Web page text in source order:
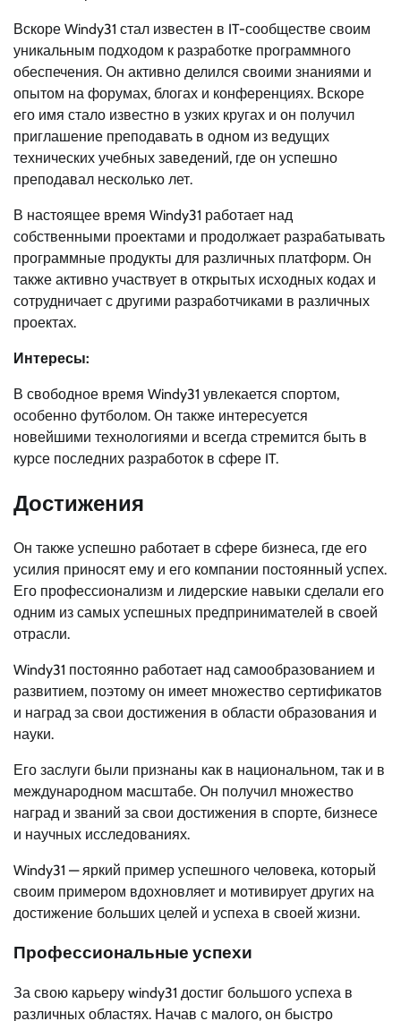
Вскоре Windy31 стал известен в IT-сообществе своим
уникальным подходом к разработке программного
обеспечения. Он активно делился своими знаниями и
опытом на форумах, блогах и конференциях. Вскоре
его имя стало известно в узких кругах и он получил
приглашение преподавать в одном из ведущих
технических учебных заведений, где он успешно
преподавал несколько лет.
В настоящее время Windy31 работает над
собственными проектами и продолжает разрабатывать
программные продукты для различных платформ. Он
также активно участвует в открытых исходных кодах и
сотрудничает с другими разработчиками в различных
проектах.
Интересы:
В свободное время Windy31 увлекается спортом,
особенно футболом. Он также интересуется
новейшими технологиями и всегда стремится быть в
курсе последних разработок в сфере IT.
Достижения
Он также успешно работает в сфере бизнеса, где его
усилия приносят ему и его компании постоянный успех.
Его профессионализм и лидерские навыки сделали его
одним из самых успешных предпринимателей в своей
отрасли.
Windy31 постоянно работает над самообразованием и
развитием, поэтому он имеет множество сертификатов
и наград за свои достижения в области образования и
науки.
Его заслуги были признаны как в национальном, так и в
международном масштабе. Он получил множество
наград и званий за свои достижения в спорте, бизнесе
и научных исследованиях.
Windy31 — яркий пример успешного человека, который
своим примером вдохновляет и мотивирует других на
достижение больших целей и успеха в своей жизни.
Профессиональные успехи
За свою карьеру windy31 достиг большого успеха в
различных областях. Начав с малого, он быстро